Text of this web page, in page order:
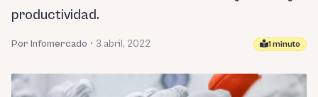
productividad.
Por Infomercado • 3 abril, 2022 1 minuto